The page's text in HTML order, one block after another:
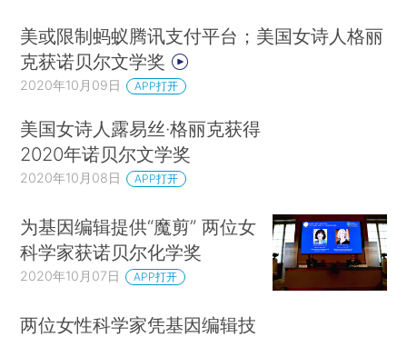
美或限制蚂蚁腾讯支付平台；美国女诗人格丽
克获诺贝尔文学奖
2020年10月09日 APP打开
美国女诗人露易丝·格丽克获得
2020年诺贝尔文学奖
2020年10月08日 APP打开
为基因编辑提供“魔剪” 两位女
科学家获诺贝尔化学奖
2020年10月07日 APP打开
两位女性科学家凭基因编辑技